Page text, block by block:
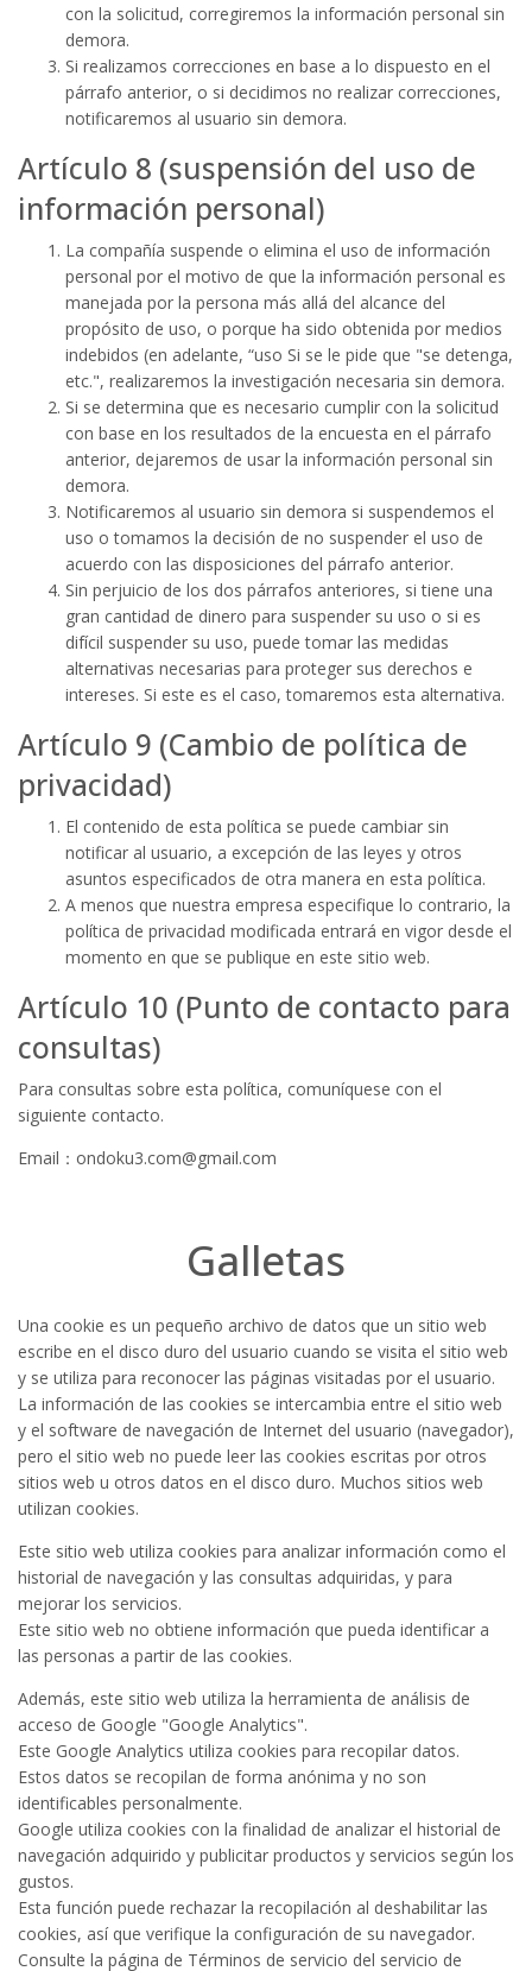
con la solicitud, corregiremos la información personal sin
demora.
Si realizamos correcciones en base a lo dispuesto en el
párrafo anterior, o si decidimos no realizar correcciones,
notificaremos al usuario sin demora.
Artículo 8 (suspensión del uso de
información personal)
La compañía suspende o elimina el uso de información
personal por el motivo de que la información personal es
manejada por la persona más allá del alcance del
propósito de uso, o porque ha sido obtenida por medios
indebidos (en adelante, “uso Si se le pide que "se detenga,
etc.", realizaremos la investigación necesaria sin demora.
Si se determina que es necesario cumplir con la solicitud
con base en los resultados de la encuesta en el párrafo
anterior, dejaremos de usar la información personal sin
demora.
Notificaremos al usuario sin demora si suspendemos el
uso o tomamos la decisión de no suspender el uso de
acuerdo con las disposiciones del párrafo anterior.
Sin perjuicio de los dos párrafos anteriores, si tiene una
gran cantidad de dinero para suspender su uso o si es
difícil suspender su uso, puede tomar las medidas
alternativas necesarias para proteger sus derechos e
intereses. Si este es el caso, tomaremos esta alternativa.
Artículo 9 (Cambio de política de
privacidad)
El contenido de esta política se puede cambiar sin
notificar al usuario, a excepción de las leyes y otros
asuntos especificados de otra manera en esta política.
A menos que nuestra empresa especifique lo contrario, la
política de privacidad modificada entrará en vigor desde el
momento en que se publique en este sitio web.
Artículo 10 (Punto de contacto para
consultas)
Para consultas sobre esta política, comuníquese con el
siguiente contacto.
Email：ondoku3.com@gmail.com
Galletas
Una cookie es un pequeño archivo de datos que un sitio web
escribe en el disco duro del usuario cuando se visita el sitio web
y se utiliza para reconocer las páginas visitadas por el usuario.
La información de las cookies se intercambia entre el sitio web
y el software de navegación de Internet del usuario (navegador),
pero el sitio web no puede leer las cookies escritas por otros
sitios web u otros datos en el disco duro. Muchos sitios web
utilizan cookies.
Este sitio web utiliza cookies para analizar información como el
historial de navegación y las consultas adquiridas, y para
mejorar los servicios.
Este sitio web no obtiene información que pueda identificar a
las personas a partir de las cookies.
Además, este sitio web utiliza la herramienta de análisis de
acceso de Google "Google Analytics".
Este Google Analytics utiliza cookies para recopilar datos.
Estos datos se recopilan de forma anónima y no son
identificables personalmente.
Google utiliza cookies con la finalidad de analizar el historial de
navegación adquirido y publicitar productos y servicios según los
gustos.
Esta función puede rechazar la recopilación al deshabilitar las
cookies, así que verifique la configuración de su navegador.
Consulte la página de Términos de servicio del servicio de